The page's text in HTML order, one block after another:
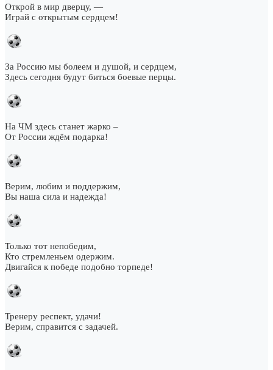
Открой в мир дверцу, —
Играй с открытым сердцем!
За Россию мы болеем и душой, и сердцем,
Здесь сегодня будут биться боевые перцы.
На ЧМ здесь станет жарко –
От России ждём подарка!
Верим, любим и поддержим,
Вы наша сила и надежда!
Только тот непобедим,
Кто стремленьем одержим.
Двигайся к победе подобно торпеде!
Тренеру респект, удачи!
Верим, справится с задачей.